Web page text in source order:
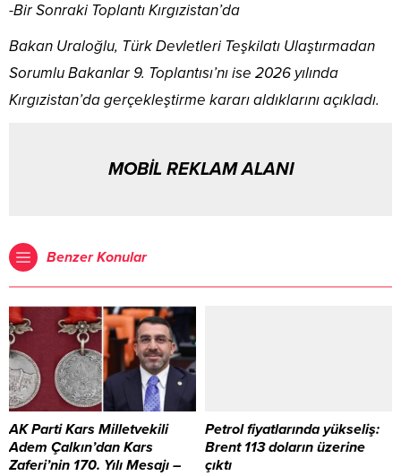
-Bir Sonraki Toplantı Kırgızistan’da
Bakan Uraloğlu, Türk Devletleri Teşkilatı Ulaştırmadan
Sorumlu Bakanlar 9. Toplantısı’nı ise 2026 yılında
Kırgızistan’da gerçekleştirme kararı aldıklarını açıkladı.
MOBİL REKLAM ALANI
Benzer Konular
AK Parti Kars Milletvekili
Adem Çalkın’dan Kars
Zaferi’nin 170. Yılı Mesajı –
Petrol fiyatlarında yükseliş:
Brent 113 doların üzerine
çıktı